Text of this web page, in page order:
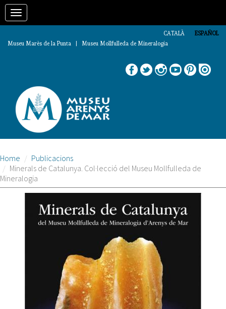
Pasar
contenido
Toggle
ESPAÑOL
CATALÀ
Museu Marès de la Punta | Museu Mollfulleda de Mineralogia
Home
Publicacions
Minerals de Catalunya. Col·lecció del Museu Mollfulleda de
Mineralogia